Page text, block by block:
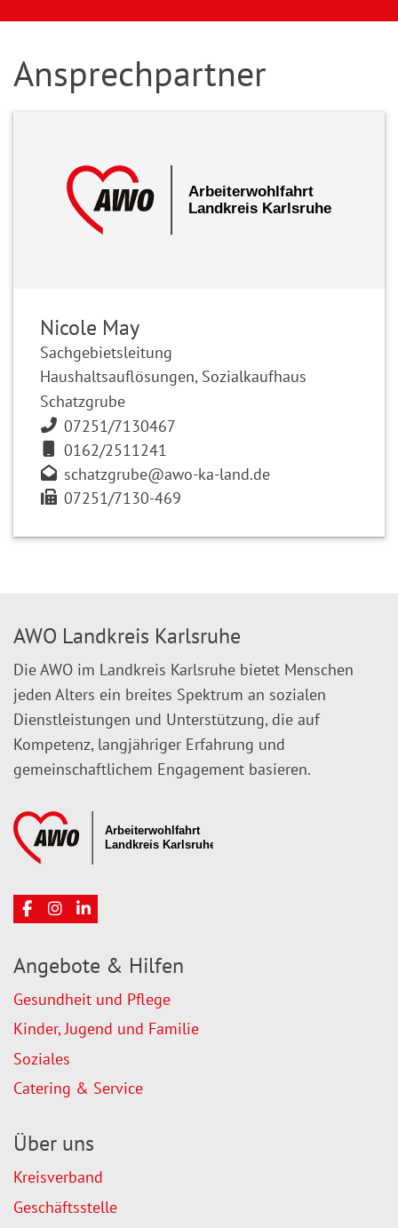
Ansprechpartner
Nicole May
Sachgebietsleitung
Haushaltsauflösungen, Sozialkaufhaus
Schatzgrube
07251/7130467
0162/2511241
schatzgrube@awo-ka-land.de
07251/7130-469
AWO Landkreis Karlsruhe
Die AWO im Landkreis Karlsruhe bietet Menschen
jeden Alters ein breites Spektrum an sozialen
Dienstleistungen und Unterstützung, die auf
Kompetenz, langjähriger Erfahrung und
gemeinschaftlichem Engagement basieren.
Angebote & Hilfen
Gesundheit und Pflege
Kinder, Jugend und Familie
Soziales
Catering & Service
Über uns
Kreisverband
Geschäftsstelle